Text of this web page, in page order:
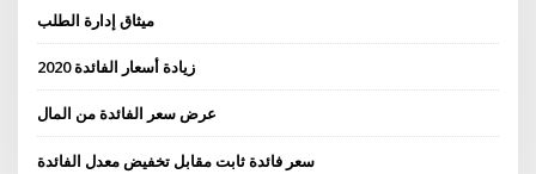
ميثاق إدارة الطلب
زيادة أسعار الفائدة 2020
عرض سعر الفائدة من المال
سعر فائدة ثابت مقابل تخفيض معدل الفائدة